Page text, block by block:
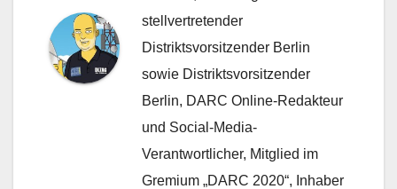
stellvertretender
Distriktsvorsitzender Berlin
sowie Distriktsvorsitzender
Berlin, DARC Online-Redakteur
und Social-Media-
Verantwortlicher, Mitglied im
Gremium „DARC 2020“, Inhaber